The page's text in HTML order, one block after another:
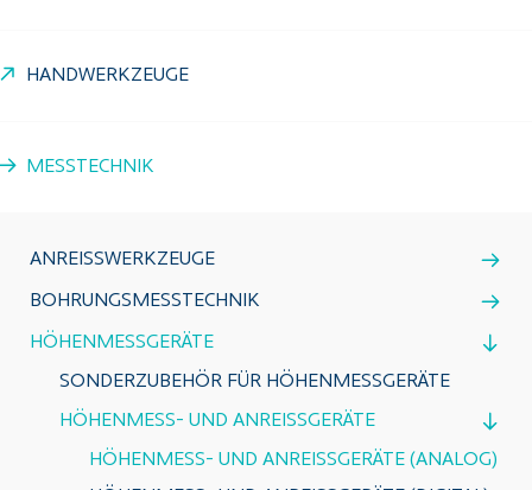
HANDWERKZEUGE
MESSTECHNIK
ANREISSWERKZEUGE
BOHRUNGSMESSTECHNIK
HÖHENMESSGERÄTE
SONDERZUBEHÖR FÜR HÖHENMESSGERÄTE
HÖHENMESS- UND ANREISSGERÄTE
HÖHENMESS- UND ANREISSGERÄTE (ANALOG)